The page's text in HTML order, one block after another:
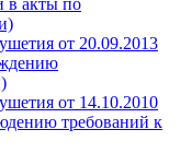
в акты по
от 20.09.2013
от 14.10.2010
требований к